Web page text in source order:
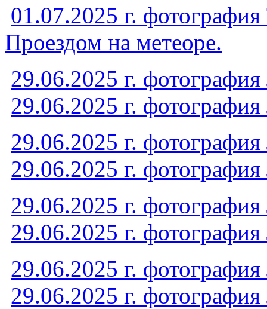
01.07.2025 г.
Проездом на метеоре.
29.06.2025 г.
29.06.2025 г.
29.06.2025 г.
29.06.2025 г.
29.06.2025 г.
29.06.2025 г.
29.06.2025 г.
29.06.2025 г.